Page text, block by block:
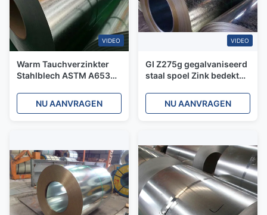
VIDEO
Warm Tauchverzinkter
Stahlblech ASTM A653
Hartwalzgut
Kleinsprenkel
NU AANVRAGEN
VIDEO
GI Z275g gegalvaniseerd
staal spoel Zink bedekt
spangle voor het dak
NU AANVRAGEN